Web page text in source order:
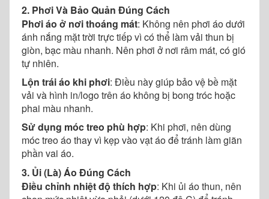
2. Phơi Và Bảo Quản Đúng Cách
Phơi áo ở nơi thoáng mát: Không nên phơi áo dưới
ánh nắng mặt trời trực tiếp vì có thể làm vải thun bị
giòn, bạc màu nhanh. Nên phơi ở nơi râm mát, có gió
tự nhiên.
Lộn trái áo khi phơi: Điều này giúp bảo vệ bề mặt
vải và hình in/logo trên áo không bị bong tróc hoặc
phai màu nhanh.
Sử dụng móc treo phù hợp: Khi phơi, nên dùng
móc treo áo thay vì kẹp vào vạt áo để tránh làm giãn
phần vai áo.
3. Ủi (Là) Áo Đúng Cách
Điều chỉnh nhiệt độ thích hợp: Khi ủi áo thun, nên